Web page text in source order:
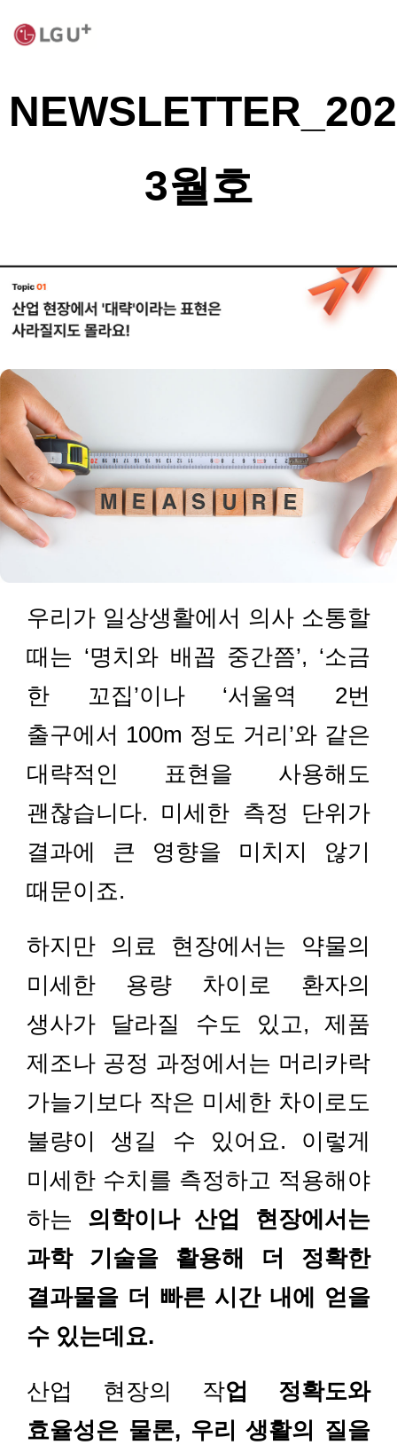
3월호
우리가 일상생활에서 의사 소통할
때는 ‘명치와 배꼽 중간쯤’, ‘소금
한 꼬집’이나 ‘서울역 2번
출구에서 100m 정도 거리’와 같은
대략적인 표현을 사용해도
괜찮습니다. 미세한 측정 단위가
결과에 큰 영향을 미치지 않기
때문이죠.
하지만 의료 현장에서는 약물의
미세한 용량 차이로 환자의
생사가 달라질 수도 있고, 제품
제조나 공정 과정에서는 머리카락
가늘기보다 작은 미세한 차이로도
불량이 생길 수 있어요. 이렇게
미세한 수치를 측정하고 적용해야
하는 의학이나 산업 현장에서는
과학 기술을 활용해 더 정확한
결과물을 더 빠른 시간 내에 얻을
수 있는데요.
산업 현장의 작업 정확도와
효율성은 물론, 우리 생활의 질을